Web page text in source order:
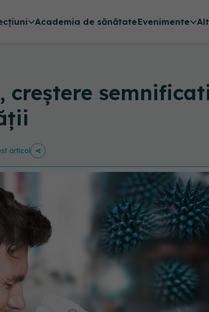
Academia de sănătateEvenimente
articol